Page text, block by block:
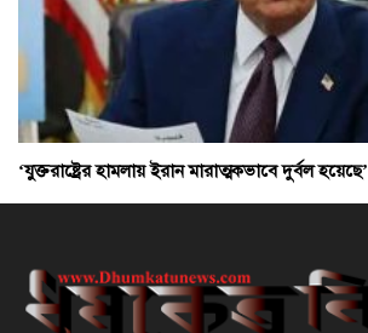
‘যুক্তরাষ্ট্রের হামলায় ইরান মারাত্মকভাবে দুর্বল হয়েছে’